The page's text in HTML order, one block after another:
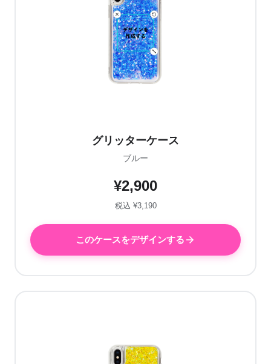
グリッターケース
ブルー
¥2,900
税込 ¥3,190
このケースをデザインする